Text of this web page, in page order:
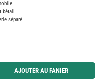
bétail
séparé
utilisez les boutons pour augmenter ou
AJOUTER AU PANIER